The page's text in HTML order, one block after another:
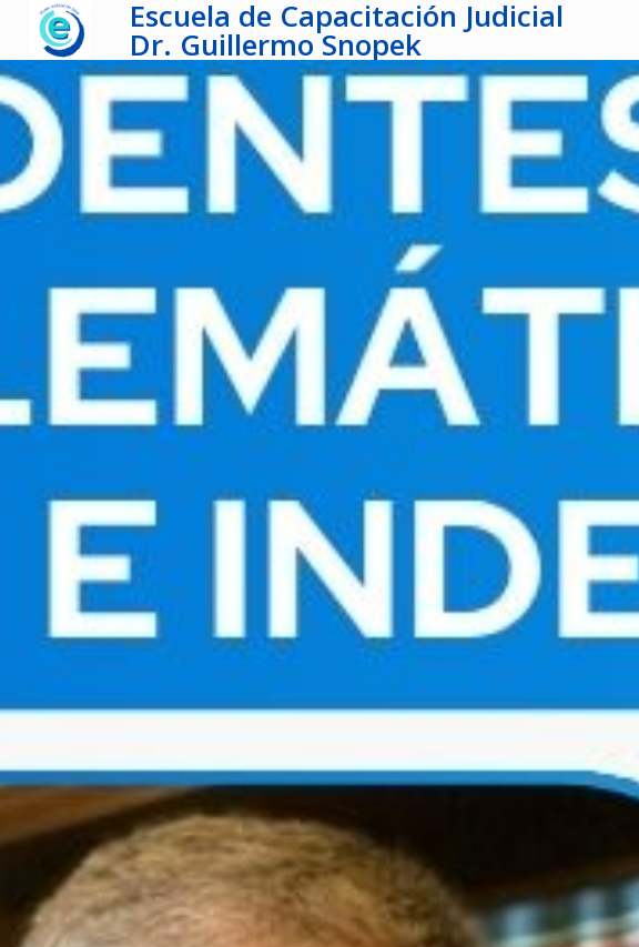
Escuela de Capacitación Judicial
Dr. Guillermo Snopek